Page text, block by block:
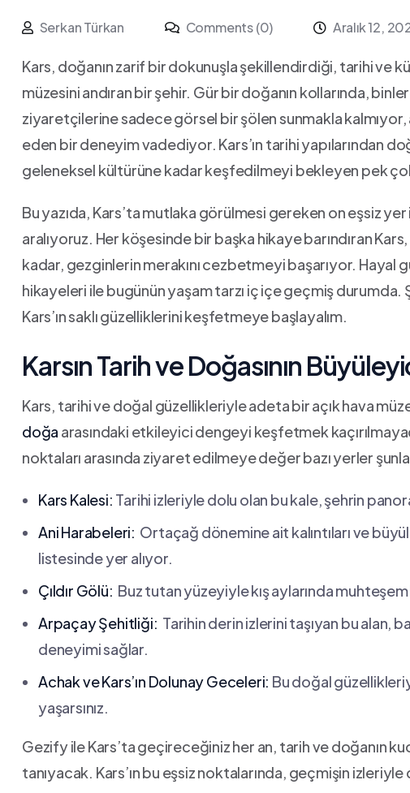
Serkan Türkan Comments (0) Aralık 12,
Kars, doğanın zarif bir ‌dokunuşla‍ şekillendirdiği, tarihi ve
müzesini ⁤andıran bir ⁤şehir. Gür ‍bir doğanın kollarında,
ziyaretçilerine sadece görsel bir şölen sunmakla kalmıyor,
eden bir​ deneyim vadediyor. Kars’ın tarihi yapılarından
geleneksel kültürüne kadar ⁢keşfedilmeyi bekleyen pek‌ çok
Bu yazıda, Kars’ta​ mutlaka görülmesi gereken on eşsiz
aralıyoruz. Her‍ köşesinde bir başka hikaye barındıran Kars,​
kadar, gezginlerin merakını cezbetmeyi başarıyor.
hikayeleri ile bugünün yaşam tarzı iç içe⁣ geçmiş⁤
Kars’ın saklı güzelliklerini keşfetmeye başlayalım.
Karsın Tarih ve Doğasının
Kars,‌ tarihi ve doğal güzellikleriyle adeta bir açık hava​
doğa ⁣arasındaki etkileyici ⁤dengeyi keşfetmek
noktaları⁤ arasında⁣ ziyaret edilmeye değer bazı yerler
Kars Kalesi: Tarihi izleriyle dolu olan bu kale, şehrin
Ani ​Harabeleri: Ortaçağ‌ dönemine⁤ ait kalıntıları ve
listesinde yer alıyor.
Çıldır Gölü: Buz tutan yüzeyiyle kış aylarında
Arpaçay Şehitliği: Tarihin derin izlerini taşıyan bu alan,
deneyimi sağlar.
Achak ve‌ Kars’ın ‍Dolunay‍ Geceleri: Bu doğal
yaşarsınız.
Gezify ile Kars’ta‌ geçireceğiniz her​ an, tarih ve⁣ doğanın
tanıyacak. ‍Kars’ın bu eşsiz‍ noktalarında, geçmişin